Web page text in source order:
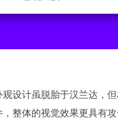
设计虽脱胎于汉兰达，
整体的视觉效果更具有